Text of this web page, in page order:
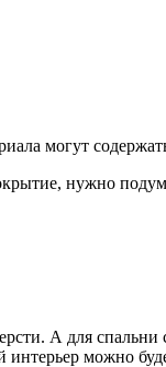
могут
нужно
А для спальни
можно